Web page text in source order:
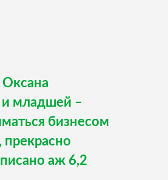
Оксана
и младшей –
бизнесом
аж 6,2